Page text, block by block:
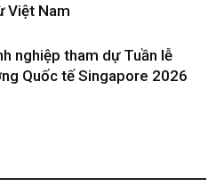
Việt Nam
nghiệp tham dự Tuần lễ
Quốc tế Singapore 2026